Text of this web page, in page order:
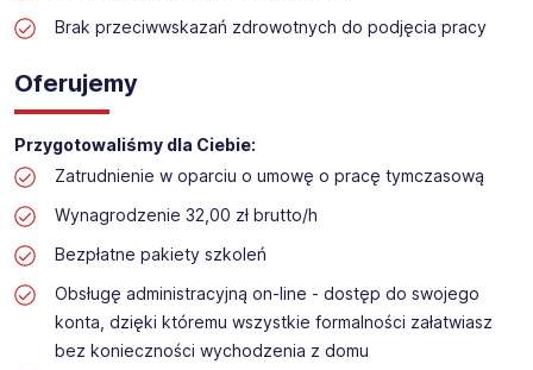
Brak przeciwwskazań zdrowotnych do podjęcia pracy
Oferujemy
Przygotowaliśmy dla Ciebie:
Zatrudnienie w oparciu o umowę o pracę tymczasową
Wynagrodzenie 32,00 zł brutto/h
Bezpłatne pakiety szkoleń
Obsługę administracyjną on-line - dostęp do swojego
konta, dzięki któremu wszystkie formalności załatwiasz
bez konieczności wychodzenia z domu